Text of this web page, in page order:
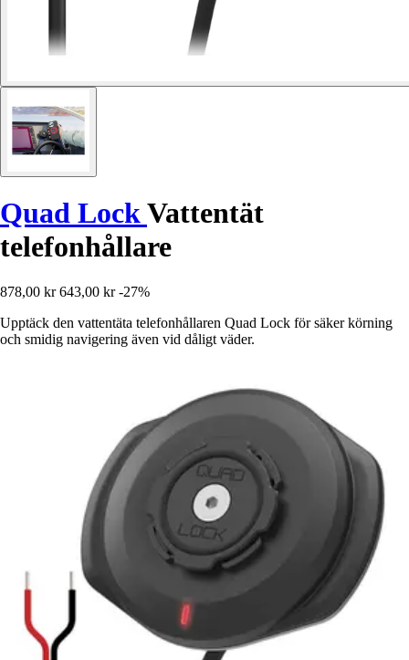
Quad LockVattentät
telefonhållare
878,00 kr 643,00 kr -27%
Upptäck den vattentäta telefonhållaren Quad Lock för säker körning
och smidig navigering även vid dåligt väder.